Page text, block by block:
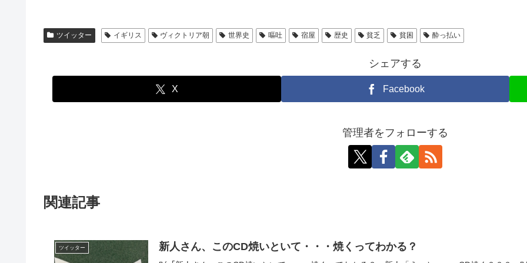
ツイッター イギリス ヴィクトリア朝 世界史 嘔吐 宿屋 歴史 貧乏 貧困 酔っ払い
シェアする
X Facebook
管理者をフォローする
関連記事
ツイッター 新人さん、このCD焼いといて・・・焼くってわかる？